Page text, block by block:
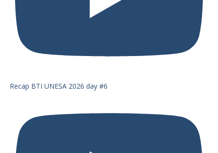
Recap BTI UNESA 2026 day #6